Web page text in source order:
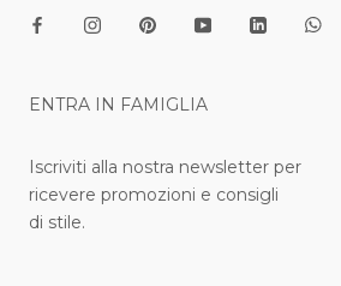
ENTRA IN FAMIGLIA
Iscriviti alla nostra newsletter per
ricevere promozioni e consigli
di stile.